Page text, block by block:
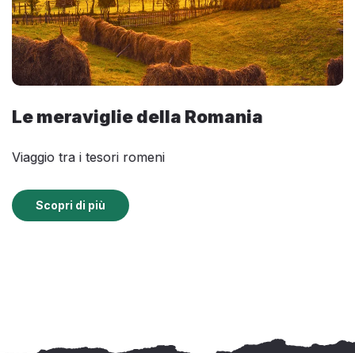
Le meraviglie della Romania
Viaggio tra i tesori romeni
Scopri di più